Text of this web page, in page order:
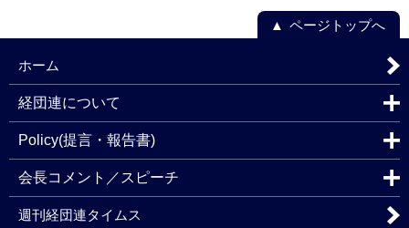
ページトップへ
ホーム
経団連について
Policy(提言・報告書)
会長コメント／スピーチ
週刊経団連タイムス